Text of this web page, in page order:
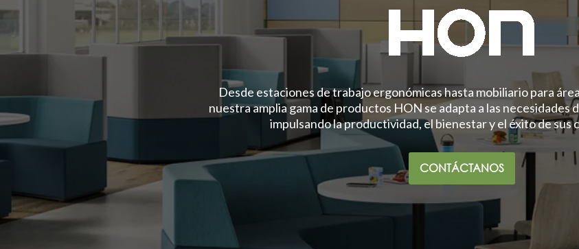
Desde estaciones de trabajo ergonómicas hasta mobiliario para
nuestra amplia gama de productos HON se adapta a las necesidades
impulsando la productividad, el bienestar y el éxito de sus
CONTÁCTANOS